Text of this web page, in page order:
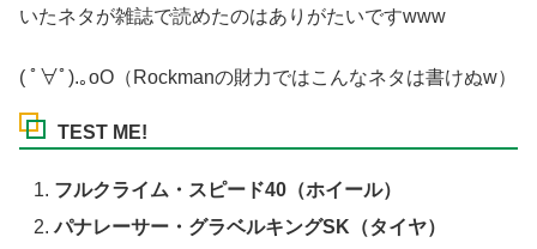
いたネタが雑誌で読めたのはありがたいですwww
( ﾟ∀ﾟ).｡oO（Rockmanの財力ではこんなネタは書けぬw）
TEST ME!
フルクライム・スピード40（ホイール）
パナレーサー・グラベルキングSK（タイヤ）